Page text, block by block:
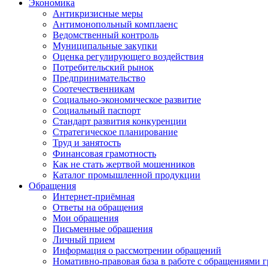
Экономика
Антикризисные меры
Антимонопольный комплаенс
Ведомственный контроль
Муниципальные закупки
Оценка регулирующего воздействия
Потребительский рынок
Предпринимательство
Соотечественникам
Социально-экономическое развитие
Социальный паспорт
Стандарт развития конкуренции
Стратегическое планирование
Труд и занятость
Финансовая грамотность
Как не стать жертвой мошенников
Каталог промышленной продукции
Обращения
Интернет-приёмная
Ответы на обращения
Мои обращения
Письменные обращения
Личный прием
Информация о рассмотрении обращений
Номативно-правовая база в работе с обращениями